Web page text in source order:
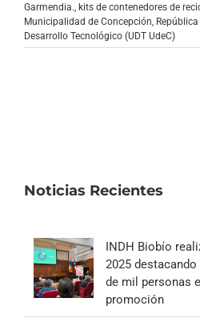
Garmendia. kits de contenedores de
Municipalidad de Concepción
Desarrollo Tecnológico (UDT UdeC)
Noticias Recientes
INDH Biobío
2025
de mil personas
promoción